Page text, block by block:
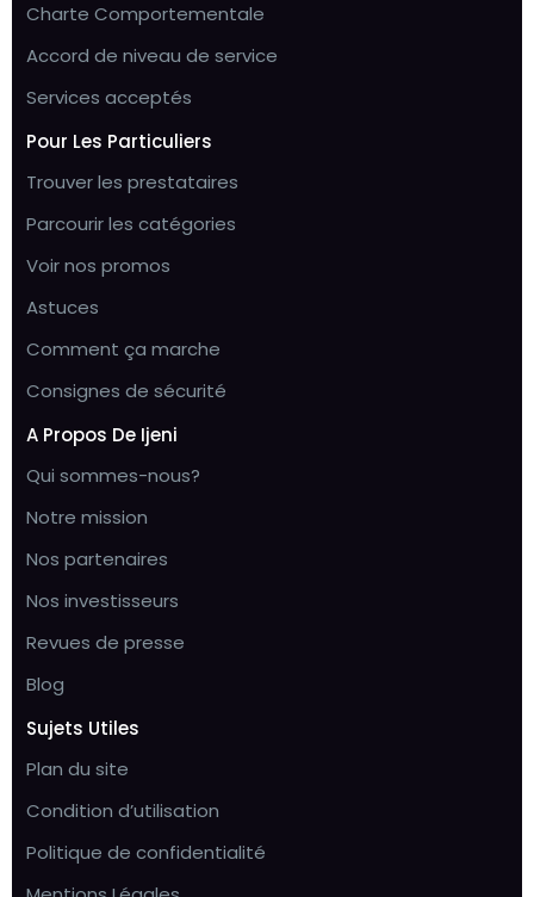
Charte Comportementale
Accord de niveau de service
Services acceptés
Pour Les Particuliers
Trouver les prestataires
Parcourir les catégories
Voir nos promos
Astuces
Comment ça marche
Consignes de sécurité
A Propos De Ijeni
Qui sommes-nous?
Notre mission
Nos partenaires
Nos investisseurs
Revues de presse
Blog
Sujets Utiles
Plan du site
Condition d’utilisation
Politique de confidentialité